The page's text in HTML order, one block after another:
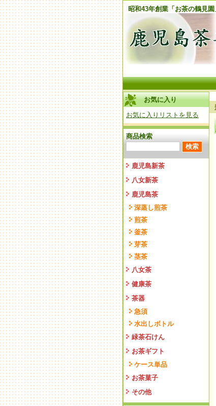
昭和43年創業「お茶の鶴見
お気に入り
お気に入りリストを見る
商品検索
鹿児島新茶
八女新茶
鹿児島茶
深蒸し煎茶
煎茶
釜茶
芽茶
茎茶
八女茶
健康茶
茶器
急須
水出しボトル
緑茶石けん
お茶ギフト
ケース単品
お茶菓子
その他